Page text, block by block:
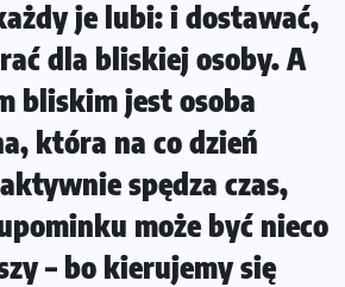
je lubi: i dostawać,
dla bliskiej osoby. A
bliskim jest osoba
która na co dzień
spędza czas,
może być nieco
– bo kierujemy się